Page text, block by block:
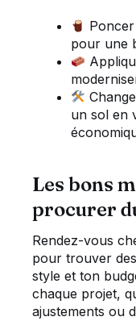
pour une
un sol en
Les bons
procurer
Rendez-vous
pour trouver
style et ton
chaque projet,
ajustements ou